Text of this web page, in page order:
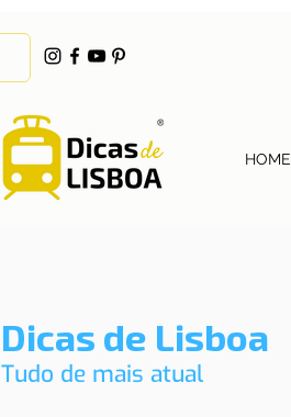
HOME
Dicas de Lisboa
Tudo de mais atual